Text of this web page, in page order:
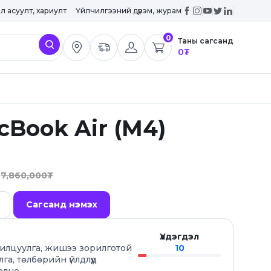
асуулт, хариулт Үйлчилгээний дүрэм, журам
0 Таны сагсанд
0₮
Air (M4)
7,860,000₮
Сагсанд нэмэх
жишээ зорилготой
төлбөрийн үйлдлүүд
Үлдэгдэл
10